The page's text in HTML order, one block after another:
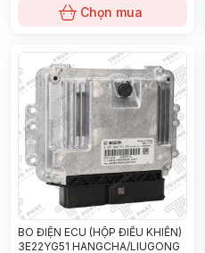
Chọn mua
BO ĐIỆN ECU (HỘP ĐIỀU KHIỂN)
3E22YG51 HANGCHA/LIUGONG